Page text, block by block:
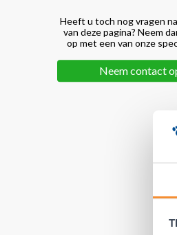
Heeft u toch nog vragen
van deze pagina? Neem
op met een van onze
Neem contact